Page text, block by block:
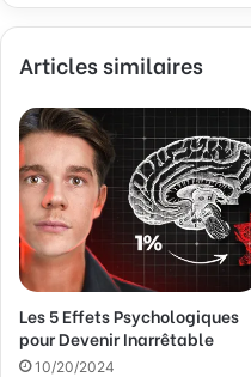
z
o
r
e
a
d
r
e
s
s
e
E
m
Articles similaires
Les 5 Effets Psychologiques
pour Devenir Inarrêtable
10/20/2024